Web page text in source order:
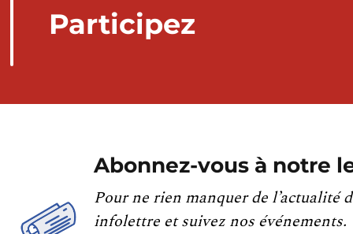
Participez
Abonnez-vous à notre
Pour ne rien manquer de l’actualité
infolettre et suivez nos événements.